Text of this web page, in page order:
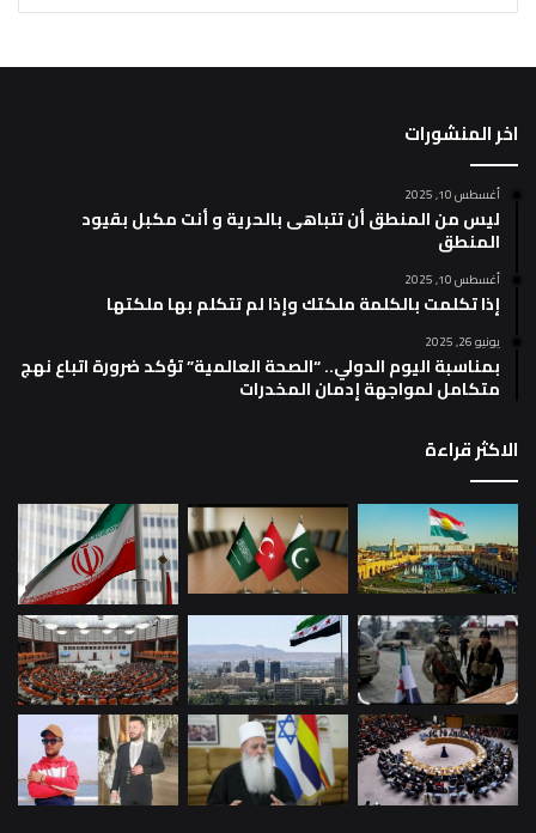
اخر المنشورات
أغسطس 10, 2025
ليس من المنطق أن تتباهى بالحرية و أنت مكبل بقيود
المنطق
أغسطس 10, 2025
إذا تكلمت بالكلمة ملكتك وإذا لم تتكلم بها ملكتها
يونيو 26, 2025
بمناسبة اليوم الدولي.. “الصحة العالمية” تؤكد ضرورة اتباع نهج
متكامل لمواجهة إدمان المخدرات
الاكثر قراءة